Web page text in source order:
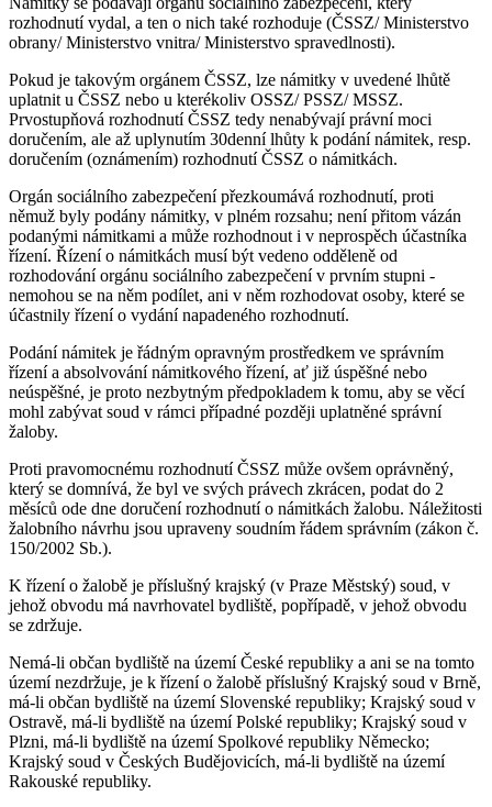
rozhodnutí vydal, a ten o nich také rozhoduje (ČSSZ/ Ministerstvo
obrany/ Ministerstvo vnitra/ Ministerstvo spravedlnosti).
Pokud je takovým orgánem ČSSZ, lze námitky v uvedené lhůtě
uplatnit u ČSSZ nebo u kterékoliv OSSZ/ PSSZ/ MSSZ.
Prvostupňová rozhodnutí ČSSZ tedy nenabývají právní moci
doručením, ale až uplynutím 30denní lhůty k podání námitek, resp.
doručením (oznámením) rozhodnutí ČSSZ o námitkách.
Orgán sociálního zabezpečení přezkoumává rozhodnutí, proti
němuž byly podány námitky, v plném rozsahu; není přitom vázán
podanými námitkami a může rozhodnout i v neprospěch účastníka
řízení. Řízení o námitkách musí být vedeno odděleně od
rozhodování orgánu sociálního zabezpečení v prvním stupni -
nemohou se na něm podílet, ani v něm rozhodovat osoby, které se
účastnily řízení o vydání napadeného rozhodnutí.
Podání námitek je řádným opravným prostředkem ve správním
řízení a absolvování námitkového řízení, ať již úspěšné nebo
neúspěšné, je proto nezbytným předpokladem k tomu, aby se věcí
mohl zabývat soud v rámci případné později uplatněné správní
žaloby.
Proti pravomocnému rozhodnutí ČSSZ může ovšem oprávněný,
který se domnívá, že byl ve svých právech zkrácen, podat do 2
měsíců ode dne doručení rozhodnutí o námitkách žalobu. Náležitosti
žalobního návrhu jsou upraveny soudním řádem správním (zákon č.
150/2002 Sb.).
K řízení o žalobě je příslušný krajský (v Praze Městský) soud, v
jehož obvodu má navrhovatel bydliště, popřípadě, v jehož obvodu
se zdržuje.
Nemá-li občan bydliště na území České republiky a ani se na tomto
území nezdržuje, je k řízení o žalobě příslušný Krajský soud v Brně,
má-li občan bydliště na území Slovenské republiky; Krajský soud v
Ostravě, má-li bydliště na území Polské republiky; Krajský soud v
Plzni, má-li bydliště na území Spolkové republiky Německo;
Krajský soud v Českých Budějovicích, má-li bydliště na území
Rakouské republiky.